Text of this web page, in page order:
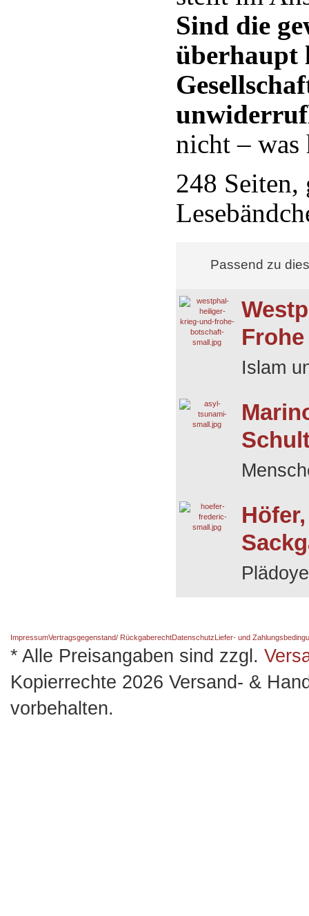
Sind die
überhaupt
nicht – was
248
Passend zu
Islam
ImpressumVertragsgegenstand/ RückgaberechtDatenschutzLiefer- und
* Alle Preisangaben sind zzgl.
Kopierrechte 2026 Versand- &
vorbehalten.